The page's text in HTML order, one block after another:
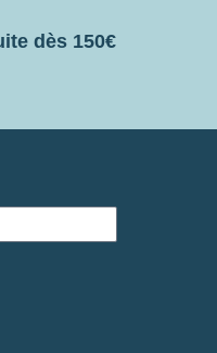
dès 150€